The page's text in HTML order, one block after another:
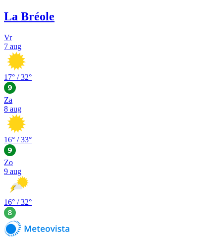
La Bréole
Vr
7 aug
17° /32°
Za
8 aug
16° /33°
Zo
9 aug
16° /32°